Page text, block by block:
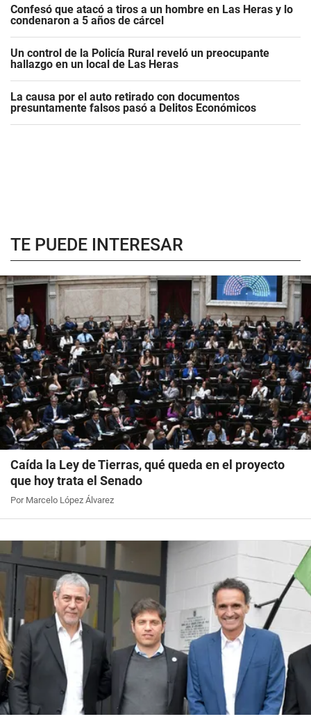
Confesó que atacó a tiros a un hombre en Las Heras y lo
condenaron a 5 años de cárcel
Un control de la Policía Rural reveló un preocupante
hallazgo en un local de Las Heras
La causa por el auto retirado con documentos
presuntamente falsos pasó a Delitos Económicos
TE PUEDE INTERESAR
Caída la Ley de Tierras, qué queda en el proyecto
que hoy trata el Senado
Por Marcelo López Álvarez